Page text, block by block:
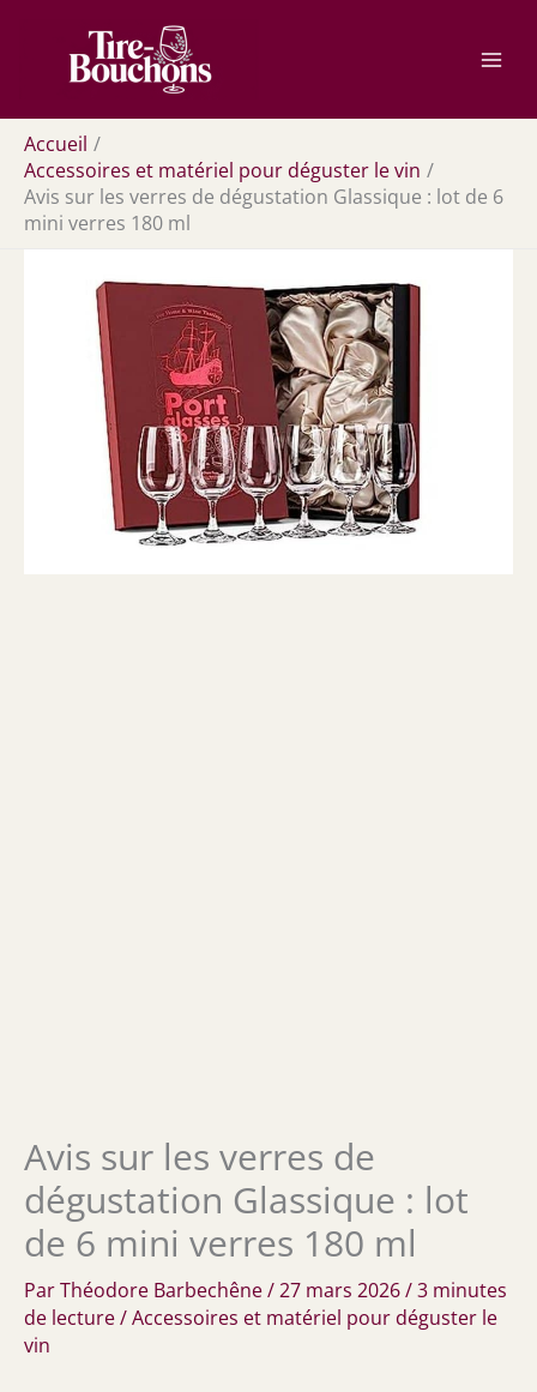
contenu
Accueil
Accessoires et matériel pour déguster le vin
Avis sur les verres de dégustation Glassique : lot de 6
mini verres 180 ml
Avis sur les verres de
dégustation Glassique : lot
de 6 mini verres 180 ml
ParThéodore Barbechêne/27 mars 2026/3 minutes
de lecture/Accessoires et matériel pour déguster le
vin